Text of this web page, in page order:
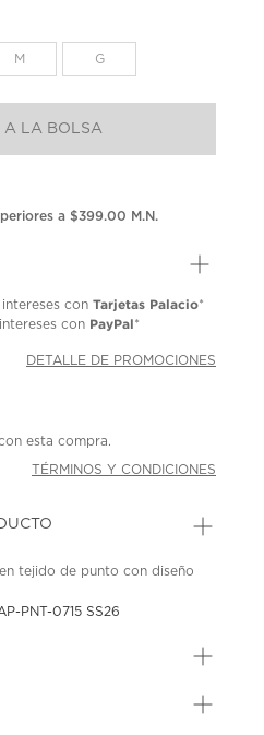
misma
M G
A LA BOLSA
a $399.00 M.N.
intereses conTarjetas Palacio*
con PayPal*
DETALLE DE PROMOCIONES
esta compra.
TÉRMINOS Y CONDICIONES
tejido de punto con diseño
PNT-0715 SS26